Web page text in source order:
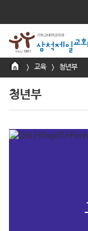
> 교육 > 청년부
청년부